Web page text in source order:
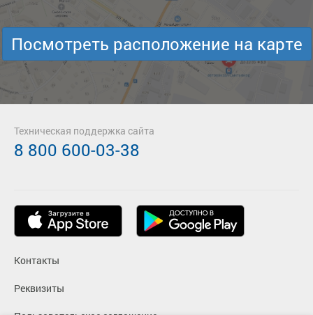
Посмотреть расположение на карте
Контакты
Реквизиты
Техническая поддержка сайта
8 800 600-03-38